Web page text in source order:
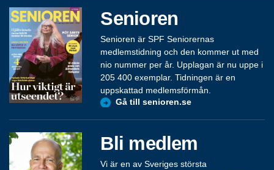
Senioren
Senioren är SPF Seniorernas
medlemstidning och den kommer ut med
nio nummer per år. Upplagan är nu uppe i
205 400 exemplar. Tidningen är en
uppskattad medlemsförmån.
Gå till senioren.se
Bli medlem
Vi är en av Sveriges största